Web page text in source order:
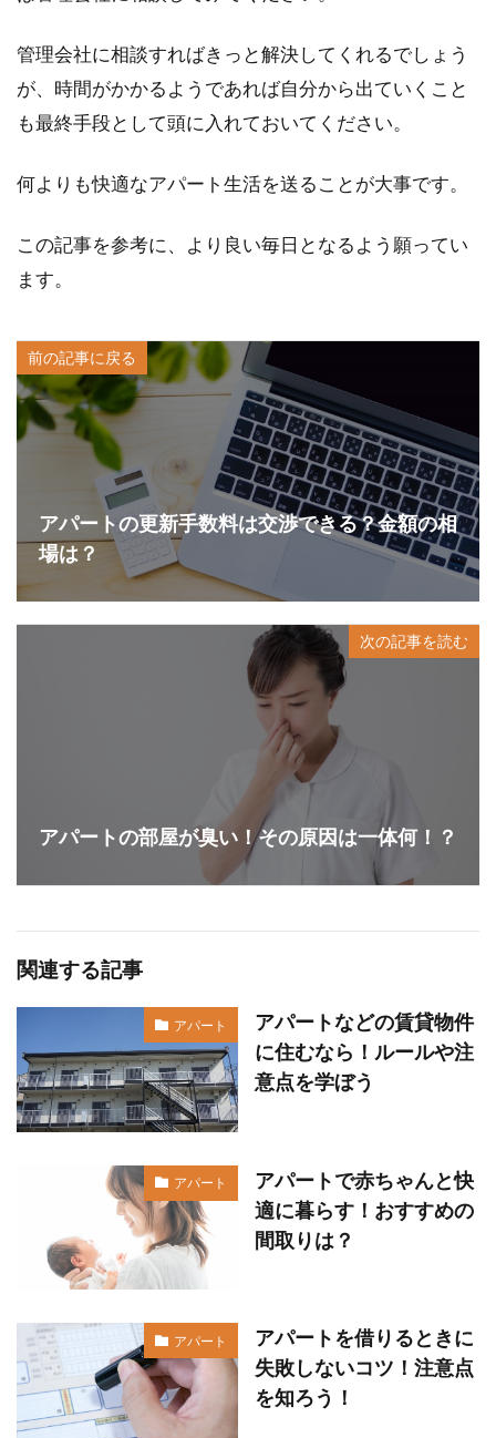
管理会社に相談すればきっと解決してくれるでしょう
が、時間がかかるようであれば自分から出ていくこと
も最終手段として頭に入れておいてください。
何よりも快適なアパート生活を送ることが大事です。
この記事を参考に、より良い毎日となるよう願ってい
ます。
前の記事に戻る
アパートの更新手数料は交渉できる？金額の相
場は？
次の記事を読む
アパートの部屋が臭い！その原因は一体何！？
関連する記事
アパート
アパートなどの賃貸物件
に住むなら！ルールや注
意点を学ぼう
アパート
アパートで赤ちゃんと快
適に暮らす！おすすめの
間取りは？
アパート
アパートを借りるときに
失敗しないコツ！注意点
を知ろう！